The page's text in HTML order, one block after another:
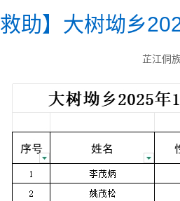
救助】大树坳乡
芷江侗